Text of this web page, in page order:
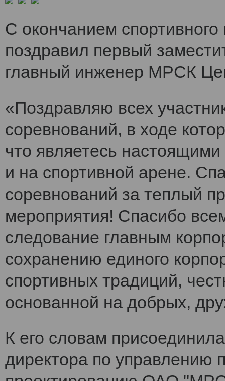
С окончанием
поздравил первый
главный инженер МРСК
«Поздравляю всех
соревнований, в ходе
что являетесь
и на спортивной арене.
соревнований за теплый
мероприятия! Спасибо
следование главным
сохранению единого
спортивных традиций,
основанной на добрых,
К его словам
директора по управлению